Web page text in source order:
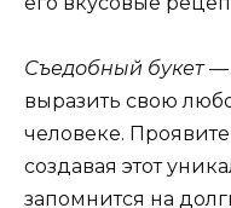
Съедобный букет—
выразить свою
человеке.
создавая этот
запомнится на